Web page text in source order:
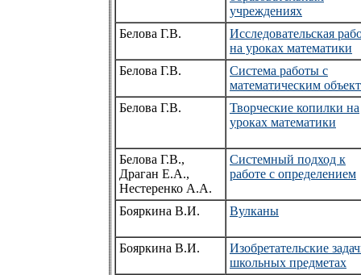
учреждениях
Белова Г.В.
Исследовательская
на уроках математики
Белова Г.В.
Система работы с
математическим
Белова Г.В.
Творческие копилки на
уроках математики
Белова Г.В.,
Драган Е.А.,
Нестеренко А.А.
Системный подход к
работе с определением
Бояркина В.И. Вулканы
Бояркина В.И.
Изобретательские
школьных предметах